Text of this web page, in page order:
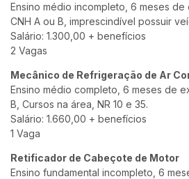
Ensino médio incompleto, 6 meses
CNH A ou B, imprescindível possuir
Salário: 1.300,00 + benefícios
2 Vagas
Mecânico de Refrigeração de Ar
Ensino médio completo, 6 meses de
B, Cursos na área, NR 10 e 35.
Salário: 1.660,00 + benefícios
1 Vaga
Retificador de Cabeçote de Motor
Ensino fundamental incompleto, 6